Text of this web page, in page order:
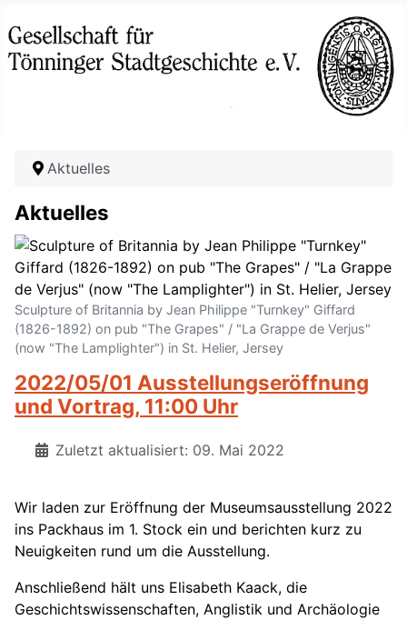
Aktuelles
Aktuelles
Sculpture of Britannia by Jean Philippe "Turnkey" Giffard
(1826-1892) on pub "The Grapes" / "La Grappe de Verjus"
(now "The Lamplighter") in St. Helier, Jersey
2022/05/01 Ausstellungseröffnung
und Vortrag, 11:00 Uhr
Zuletzt aktualisiert: 09. Mai 2022
Wir laden zur Eröffnung der Museumsausstellung 2022
ins Packhaus im 1. Stock ein und berichten kurz zu
Neuigkeiten rund um die Ausstellung.
Anschließend hält uns Elisabeth Kaack, die
Geschichtswissenschaften, Anglistik und Archäologie